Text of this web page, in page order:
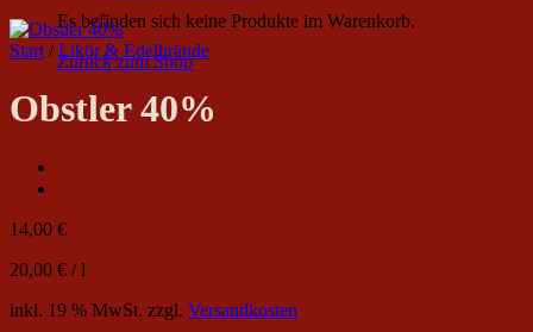
Es befinden sich keine Produkte im Warenkorb.
Zurück zum Shop
Start / Likör & Edelbrände
Obstler 40%
14,00 €
20,00 € /l
inkl. 19 % MwSt. zzgl. Versandkosten